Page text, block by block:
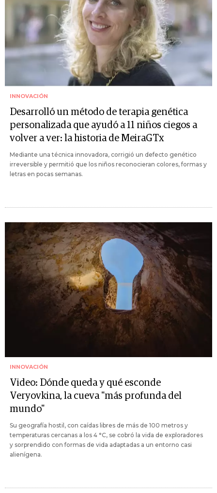
INNOVACIÓN
Desarrolló un método de terapia genética
personalizada que ayudó a 11 niños ciegos a
volver a ver: la historia de MeiraGTx
Mediante una técnica innovadora, corrigió un defecto genético
irreversible y permitió que los niños reconocieran colores, formas y
letras en pocas semanas.
INNOVACIÓN
Video: Dónde queda y qué esconde
Veryovkina, la cueva "más profunda del
mundo"
Su geografía hostil, con caídas libres de más de 100 metros y
temperaturas cercanas a los 4 °C, se cobró la vida de exploradores
y sorprendido con formas de vida adaptadas a un entorno casi
alienígena.